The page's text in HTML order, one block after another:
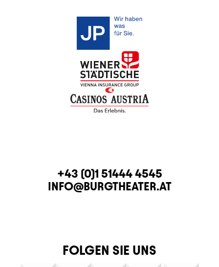
KONTAKTTELEFON
+43 (0)1 51444 4545
E-MAIL
INFO@BURGTHEATER.AT
FOLGEN SIE UNS